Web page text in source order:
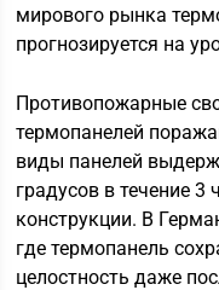
мирового рынка
прогнозируется на
Противопожарные
термопанелей
виды панелей
градусов в течение
конструкции. В
где термопанель
целостность даже